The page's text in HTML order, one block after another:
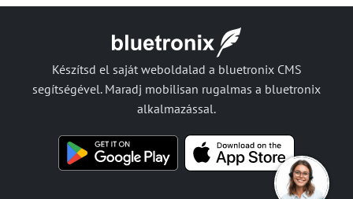
Készítsd el saját weboldalad a bluetronix CMS
segítségével. Maradj mobilisan rugalmas a bluetronix
alkalmazással.